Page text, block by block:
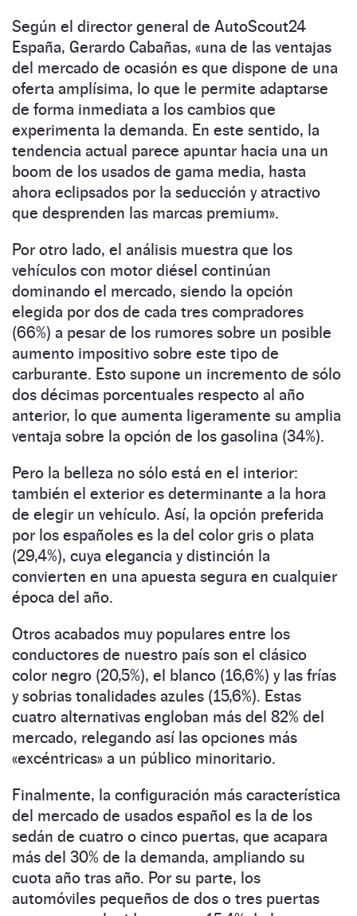
Según el director general de AutoScout24
España, Gerardo Cabañas, «una de las ventajas
del mercado de ocasión es que dispone de una
oferta amplísima, lo que le permite adaptarse
de forma inmediata a los cambios que
experimenta la demanda. En este sentido, la
tendencia actual parece apuntar hacia una un
boom de los usados de gama media, hasta
ahora eclipsados por la seducción y atractivo
que desprenden las marcas premium».
Por otro lado, el análisis muestra que los
vehículos con motor diésel continúan
dominando el mercado, siendo la opción
elegida por dos de cada tres compradores
(66%) a pesar de los rumores sobre un posible
aumento impositivo sobre este tipo de
carburante. Esto supone un incremento de sólo
dos décimas porcentuales respecto al año
anterior, lo que aumenta ligeramente su amplia
ventaja sobre la opción de los gasolina (34%).
Pero la belleza no sólo está en el interior:
también el exterior es determinante a la hora
de elegir un vehículo. Así, la opción preferida
por los españoles es la del color gris o plata
(29,4%), cuya elegancia y distinción la
convierten en una apuesta segura en cualquier
época del año.
Otros acabados muy populares entre los
conductores de nuestro país son el clásico
color negro (20,5%), el blanco (16,6%) y las frías
y sobrias tonalidades azules (15,6%). Estas
cuatro alternativas engloban más del 82% del
mercado, relegando así las opciones más
«excéntricas» a un público minoritario.
Finalmente, la configuración más característica
del mercado de usados español es la de los
sedán de cuatro o cinco puertas, que acapara
más del 30% de la demanda, ampliando su
cuota año tras año. Por su parte, los
automóviles pequeños de dos o tres puertas